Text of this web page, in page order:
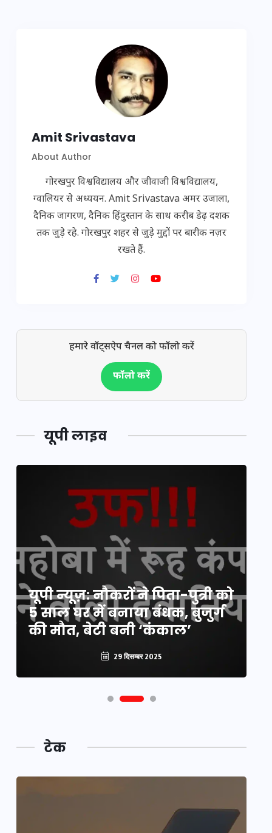
Amit Srivastava
About Author
गोरखपुर विश्वविद्यालय और जीवाजी विश्वविद्यालय,
ग्वालियर से अध्ययन. Amit Srivastava अमर उजाला,
दैनिक जागरण, दैनिक हिंदुस्तान के साथ करीब डेढ़ दशक
तक जुड़े रहे. गोरखपुर शहर से जुड़े मुद्दों पर बारीक नज़र
रखते हैं.
हमारे वॉट्सऐप चैनल को फॉलो करें
फॉलो करें
यूपी लाइव
यूपी न्यूज़: नौकरों ने पिता-पुत्री को
5 साल घर में बनाया बंधक, बुजुर्ग
की मौत, बेटी बनी ‘कंकाल’
29 दिसम्बर 2025
टेक